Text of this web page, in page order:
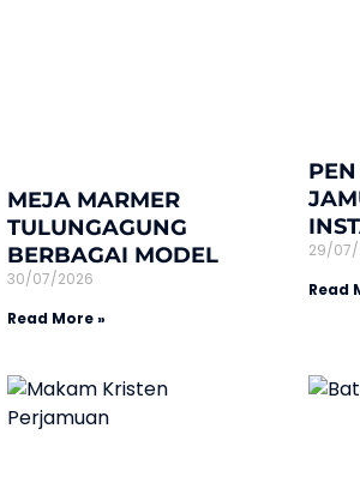
MEJA MARMER
TULUNGAGUNG
BERBAGAI MODEL
30/07/2026
Read More »
29/
Read